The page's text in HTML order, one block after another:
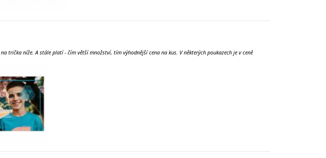
trička níže. A stále platí - čím větší množství, tím výhodnější cena na kus. V některých poukazech je v ceně